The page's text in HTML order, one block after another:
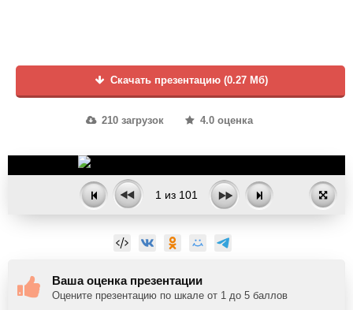
Скачать презентацию (0.27 Мб)
210 загрузок 4.0 оценка
1 из 101
Ваша оценка презентации
Оцените презентацию по шкале от 1 до 5 баллов